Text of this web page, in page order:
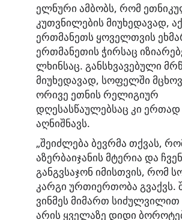
ელნური ამბობს, რომ
კუთვნილების მიუხედავად, აქ
ერთმანეთს ყოველთვის
ერთმანეთის ჭირსაც
ლხინსაც. განსხვავებული
მიუხედავად, სოფელში
ორივე ეთნის რელიგიურ
დღესასწაულებსაც კი ერთად
აღნიშნავს.
„შეიძლება ბევრმა თქვას,
აზერბაიჯანის მტერია და
განგვსაჯონ იმისთვის, რომ
კარგი ურთიერთობა გვაქვს.
ვინმეს მიმართ
არის ყველაზე დიდი